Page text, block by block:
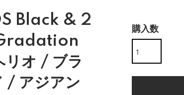
Black & 2
オ / ブラ
/ アジアン
購入数